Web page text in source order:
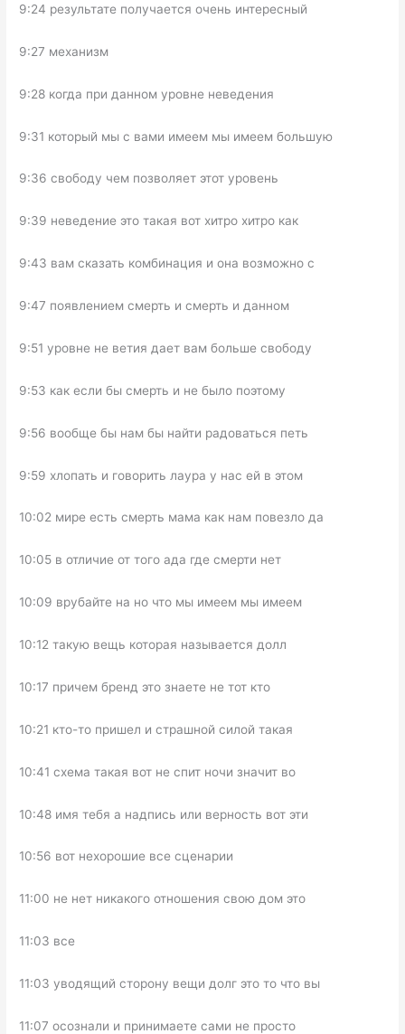
9:24 результате получается очень интересный
9:27 механизм
9:28 когда при данном уровне неведения
9:31 который мы с вами имеем мы имеем большую
9:36 свободу чем позволяет этот уровень
9:39 неведение это такая вот хитро хитро как
9:43 вам сказать комбинация и она возможно с
9:47 появлением смерть и смерть и данном
9:51 уровне не ветия дает вам больше свободу
9:53 как если бы смерть и не было поэтому
9:56 вообще бы нам бы найти радоваться петь
9:59 хлопать и говорить лаура у нас ей в этом
10:02 мире есть смерть мама как нам повезло да
10:05 в отличие от того ада где смерти нет
10:09 врубайте на но что мы имеем мы имеем
10:12 такую вещь которая называется долл
10:17 причем бренд это знаете не тот кто
10:21 кто-то пришел и страшной силой такая
10:41 схема такая вот не спит ночи значит во
10:48 имя тебя а надпись или верность вот эти
10:56 вот нехорошие все сценарии
11:00 не нет никакого отношения свою дом это
11:03 все
11:03 уводящий сторону вещи долг это то что вы
11:07 осознали и принимаете сами не просто